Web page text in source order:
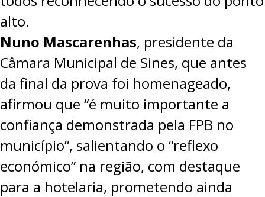
alto.
Nuno Mascarenhas, presidente da
Câmara Municipal de Sines, que antes
da final da prova foi homenageado,
afirmou que “é muito importante a
confiança demonstrada pela FPB no
município”, salientando o “reflexo
económico” na região, com destaque
para a hotelaria, prometendo ainda